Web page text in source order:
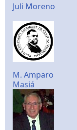
Juli Moreno
M. Amparo
Masiá